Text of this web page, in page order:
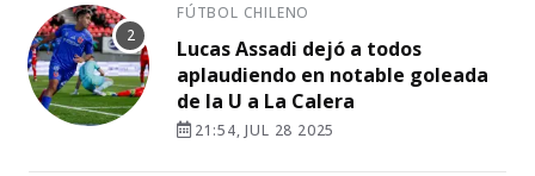
FÚTBOL CHILENO
Lucas Assadi dejó a todos
aplaudiendo en notable goleada
de la U a La Calera
21:54, JUL 28 2025